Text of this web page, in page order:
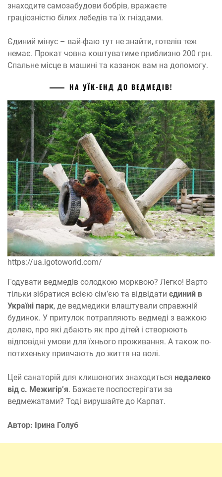
знаходите самозабудови бобрів, вражаєте
граціозністю білих лебедів та їх гніздами.
Єдиний мінус – вай-фаю тут не знайти, готелів теж
немає. Прокат човна коштуватиме приблизно 200 грн.
Спальне місце в машині та казанок вам на допомогу.
НА УЇК-ЕНД ДО ВЕДМЕДІВ!
https://ua.igotoworld.com/
Годувати ведмедів солодкою морквою? Легко! Варто
тільки зібратися всією сім’єю та відвідати єдиний в
Україні парк, де ведмедики влаштували справжній
будинок. У притулок потрапляють ведмеді з важкою
долею, про які дбають як про дітей і створюють
відповідні умови для їхнього проживання. А також по-
потихеньку привчають до життя на волі.
Цей санаторій для клишоногих знаходиться недалеко
від с. Межигір’я. Бажаєте поспостерігати за
ведмежатами? Тоді вирушайте до Карпат.
Автор: Ірина Голуб